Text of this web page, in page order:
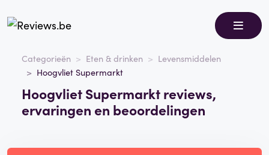
Categorieën Eten & drinken
Levensmiddelen
Hoogvliet Supermarkt
Hoogvliet Supermarkt reviews,
ervaringen en beoordelingen